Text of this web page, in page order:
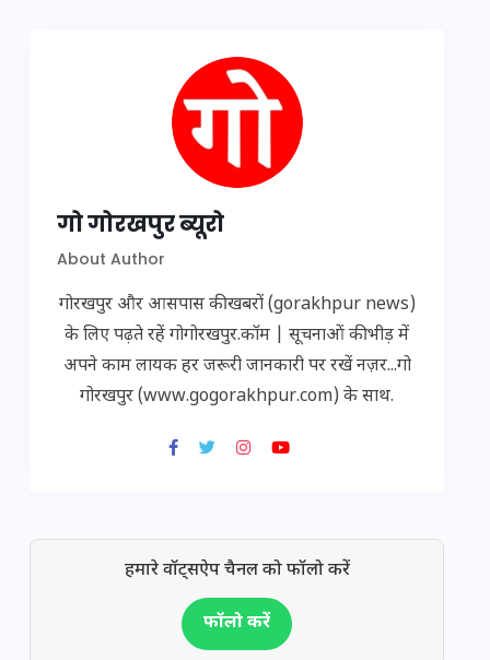
गो गोरखपुर ब्यूरो
About Author
गोरखपुर और आसपास की खबरों (gorakhpur news)
के लिए पढ़ते रहें गोगोरखपुर.कॉम | सूचनाओं की भीड़ में
अपने काम लायक हर जरूरी जानकारी पर रखें नज़र...गो
गोरखपुर (www.gogorakhpur.com) के साथ.
हमारे वॉट्सऐप चैनल को फॉलो करें
फॉलो करें